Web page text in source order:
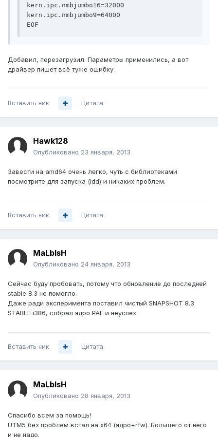
kern.ipc.nmbjumbo16=32000
kern.ipc.nmbjumbo9=64000
Добавил, перезагрузил. Параметры применились, а вот
драйвер пишет всё туже ошибку.
Вставить ник Цитата
Hawk128
Опубликовано 23 января, 2013
Завести на amd64 очень легко, чуть с библиотеками
посмотрите для запуска (ldd) и никаких проблем.
Вставить ник Цитата
MaLblsH
Опубликовано 24 января, 2013
Сейчас буду пробовать, потому что обновление до последней
stable 8.3 не помогло.
Даже ради эксперимента поставил чистый SNAPSHOT 8.3
STABLE i386, собрал ядро PAE и неуспех.
Вставить ник Цитата
MaLblsH
Опубликовано 28 января, 2013
Спасибо всем за помощь!
UTM5 без проблем встал на x64 (ядро+rfw). Большего от него
и не надо.